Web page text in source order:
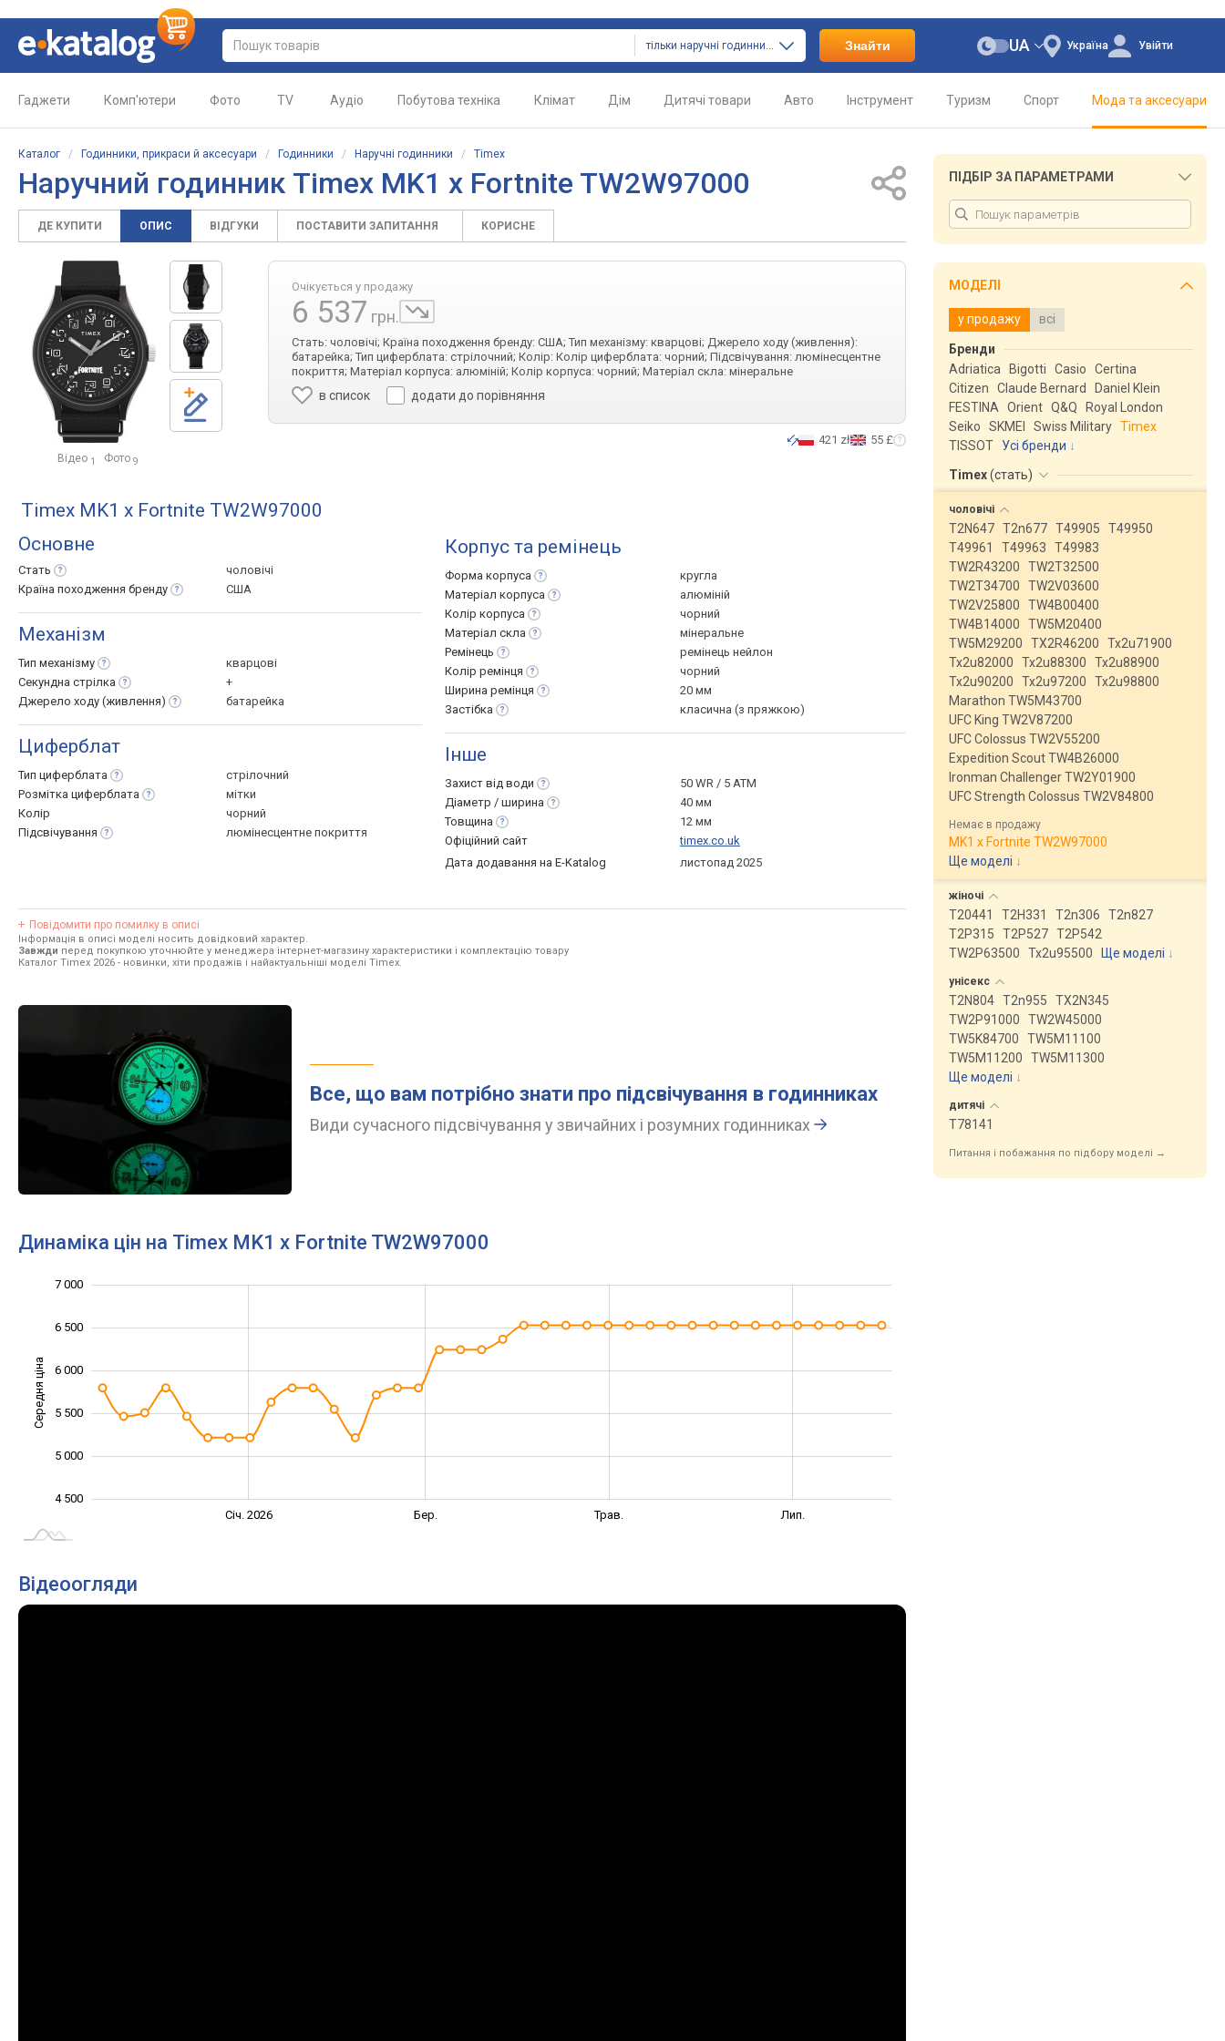
тільки наручні годинники Знайти Україна
UA Увійти
Гаджети Комп'ютери Фото TV Аудіо Побутова техніка Клімат Дім Дитячі товари Авто Інструмент Туризм Спорт Мода та аксесуари
Каталог / Годинники, прикраси й аксесуари / Годинники / Наручні годинники / Timex
Наручний годинник Timex MK1 x Fortnite TW2W97000
ДЕ КУПИТИ ОПИС ВІДГУКИ ПОСТАВИТИ ЗАПИТАННЯ КОРИСНЕ
Відео 1 Фото 9
Очікується у продажу
6 537 грн.
Стать: чоловічі; Країна походження бренду: США; Тип механізму: кварцові; Джерело ходу (живлення):
батарейка; Тип циферблата: стрілочний; Колір: Колір циферблата: чорний; Підсвічування: люмінесцентне
покриття; Матеріал корпуса: алюміній; Колір корпуса: чорний; Матеріал скла: мінеральне
в список додати до порівняння
421 zł 55 £
Timex MK1 x Fortnite TW2W97000
Основне
Стать
чоловічі
Країна походження бренду США
Механізм
Тип механізму
кварцові
Секундна стрілка
+
Джерело ходу (живлення) батарейка
Циферблат
Тип циферблата
стрілочний
Розмітка циферблата
мітки
Колір
чорний
Підсвічування
люмінесцентне покриття
Корпус та ремінець
Форма корпуса
кругла
Матеріал корпуса
алюміній
Колір корпуса
чорний
Матеріал скла
мінеральне
Ремінець
ремінець нейлон
Колір ремінця
чорний
Ширина ремінця
20 мм
Застібка
класична (з пряжкою)
Інше
Захист від води
50 WR / 5 ATM
Діаметр / ширина
40 мм
Товщина
12 мм
Офіційний сайт
timex.co.uk
Дата додавання на E-Katalog
листопад 2025
Повідомити про помилку в описі
Інформація в описі моделі носить довідковий характер.
Завжди перед покупкою уточнюйте у менеджера інтернет-магазину характеристики і комплектацію товару
Каталог Timex 2026 - новинки, хіти продажів і найактуальніші моделі Timex.
Все, що вам потрібно знати про підсвічування в годинниках
Види сучасного підсвічування у звичайних і розумних годинниках
Динаміка цін на Timex MK1 x Fortnite TW2W97000
Середня ціна
4 500
5 000
5 500
6 000
6 500
7 000
Січ. 2026 Бер. Трав. Лип.
Відеоогляди
ПІДБІР ЗА ПАРАМЕТРАМИ
МОДЕЛІ
у продажу всі
Бренди
Adriatica
Bigotti Casio
Certina
Citizen
Claude Bernard
Daniel Klein
FESTINA
Orient Q&Q
Royal London
Seiko
SKMEI Swiss Military Timex
TISSOT
Усі бренди
Timex(стать)
чоловічі
T2N647 T2n677 T49905
T49950
T49961
T49963
T49983
TW2R43200
TW2T32500
TW2T34700
TW2V03600
TW2V25800
TW4B00400
TW4B14000
TW5M20400
TW5M29200
TX2R46200
Tx2u71900
Tx2u82000
Tx2u88300
Tx2u88900
Tx2u90200
Tx2u97200
Tx2u98800
Marathon TW5M43700
UFC King TW2V87200
UFC Colossus TW2V55200
Expedition Scout TW4B26000
Ironman Challenger TW2Y01900
UFC Strength Colossus TW2V84800
Немає в продажу
MK1 x Fortnite TW2W97000
Ще моделі ↓
жіночі
T20441 T2H331 T2n306
T2n827
T2P315
T2P527 T2P542
TW2P63500
Tx2u95500 Ще моделі ↓
унісекс
T2N804 T2n955
TX2N345
TW2P91000
TW2W45000
TW5K84700
TW5M11100
TW5M11200
TW5M11300
Ще моделі ↓
дитячі
T78141
Питання і побажання по підбору моделі →